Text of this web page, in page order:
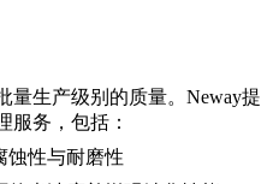
量生产级别的质量。Neway提
服务，包括：
蚀性与耐磨性